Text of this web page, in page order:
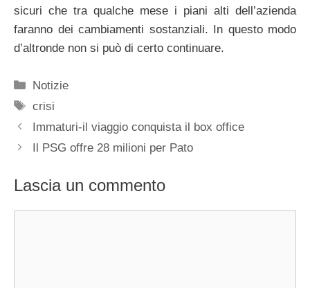
sicuri che tra qualche mese i piani alti dell’azienda
faranno dei cambiamenti sostanziali. In questo modo
d’altronde non si può di certo continuare.
Categorie
Notizie
Tag
crisi
Immaturi-il viaggio conquista il box office
Il PSG offre 28 milioni per Pato
Lascia un commento